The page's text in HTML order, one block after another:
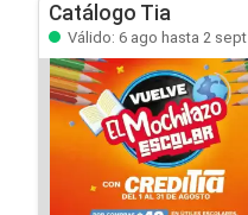
Catálogo Tia
Válido: 6 ago hasta 2 sept